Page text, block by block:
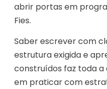
abrir portas em
Fies.
Saber escrever com
estrutura exigida e
construídos faz toda a
em praticar com